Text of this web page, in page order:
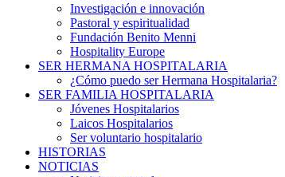
Investigación e innovación
Pastoral y espiritualidad
Fundación Benito Menni
Hospitality Europe
SER HERMANA HOSPITALARIA
¿Cómo puedo ser Hermana Hospitalaria?
SER FAMILIA HOSPITALARIA
Jóvenes Hospitalarios
Laicos Hospitalarios
Ser voluntario hospitalario
HISTORIAS
NOTICIAS